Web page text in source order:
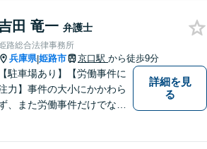
田 竜一 弁護士
路総合法律事務所
兵庫県|姫路市 京口駅 から徒歩9分
【駐車場あり】【労働事件に
力】事件の大小にかかわら
、また労働事件だけでなく
詳細を見
る